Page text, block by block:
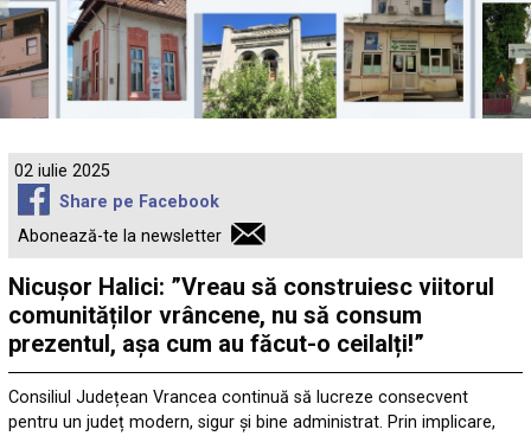
02 iulie 2025
Share pe Facebook
Abonează-te la newsletter
Nicușor Halici: ”Vreau să construiesc viitorul
comunităților vrâncene, nu să consum
prezentul, așa cum au făcut-o ceilalți!”
Consiliul Județean Vrancea continuă să lucreze consecvent
pentru un județ modern, sigur și bine administrat. Prin implicare,